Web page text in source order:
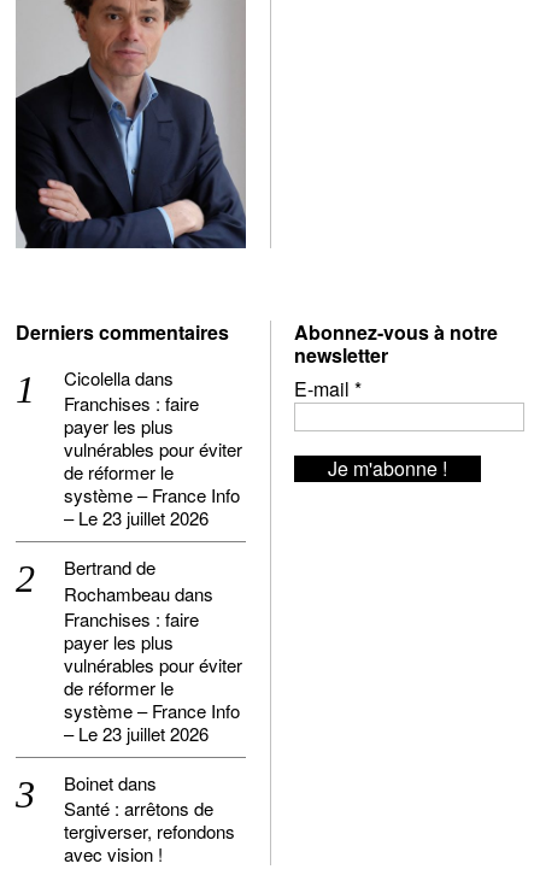
Derniers commentaires
Cicolelladans
Franchises : faire
payer les plus
vulnérables pour éviter
de réformer le
système – France Info
– Le 23 juillet 2026
Bertrand de
Rochambeaudans
Franchises : faire
payer les plus
vulnérables pour éviter
de réformer le
système – France Info
– Le 23 juillet 2026
Boinetdans
Santé : arrêtons de
tergiverser, refondons
avec vision !
Abonnez-vous à notre
newsletter
E-mail *